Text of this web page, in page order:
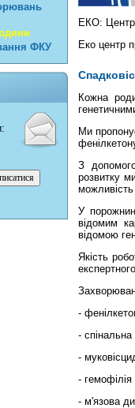
ФКУ
ЕКО: Центр
Еко
Кожна
Ми
З
розвитку
У
відомим
відомою
Якість
-
-
-
- гемофілія
- м'язова